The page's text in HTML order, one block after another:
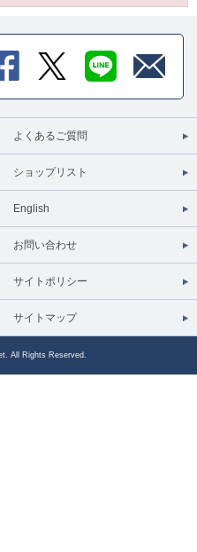
よくあるご質問
ショップリスト
English
お問い合わせ
サイトポリシー
サイトマップ
All Rights Reserved.